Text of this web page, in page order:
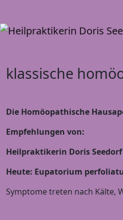
klassische
Die Homöopathische
Empfehlungen von:
Heilpraktikerin Doris
Heute: Eupatorium
Symptome treten nach Kälte,